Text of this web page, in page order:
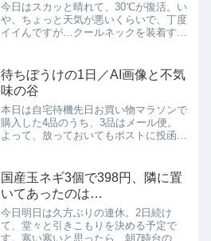
今日はスカッと晴れて、30℃が復活。い
や、ちょっと天気が悪いくらいで、丁度
イイんですが…クールネックを装着する
味）を持って行ったのですが、気持ち程
度の効果でしたね。地...
待ちぼうけの1日／AI画像と不気
味の谷
本日は自宅待機先日お買い物マラソンで
購入した4品のうち、3品はメール便。
よって、放っておいてもポストに投函さ
で、普通の宅配便。お買い物マラソンや
スーパーセールを利用した時...
国産玉ネギ3個で398円、隣に置
いてあったのは…
今日明日は久方ぶりの連休。2日続け
て、堂々と引きこもりを決める予定で
す。寒い寒いと思ったら、朝7時台の気